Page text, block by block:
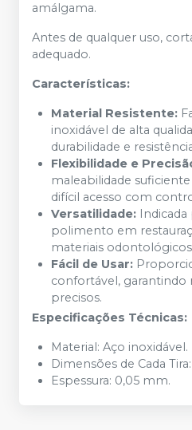
amálgama.
Antes de qualquer uso,
adequado.
Características:
Material Resistente:
inoxidável de alta
durabilidade e
Flexibilidade e
maleabilidade
difícil acesso com
Versatilidade:
polimento em
materiais
Fácil de Usar:
confortável, garantindo
precisos.
Especificações Técnicas:
Material: Aço inoxidável.
Dimensões de Cada
Espessura: 0,05 mm.